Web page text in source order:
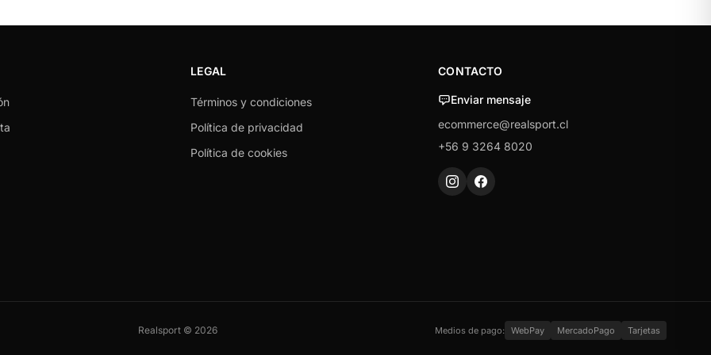
LEGAL
Términos y condiciones
Política de privacidad
Política de cookies
CONTACTO
Enviar mensaje
ecommerce@realsport.cl
+56 9 3264 8020
Realsport © 2026 Medios de pago: WebPay MercadoPago Tarjetas